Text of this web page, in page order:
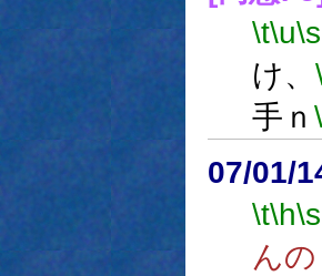
\t\u
け、
手ｎ
07/01/
\t\h
んの